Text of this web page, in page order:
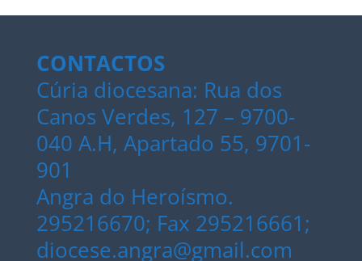
CONTACTOS
Cúria diocesana: Rua dos
Canos Verdes, 127 – 9700-
040 A.H, Apartado 55, 9701-
901
Angra do Heroísmo.
295216670; Fax 295216661;
diocese.angra@gmail.com